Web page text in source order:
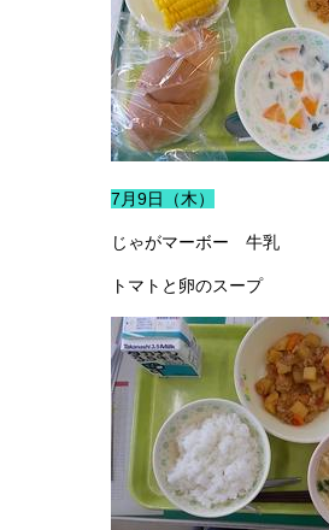
7月9日（木）
じゃがマーボー 牛乳
トマトと卵のスープ